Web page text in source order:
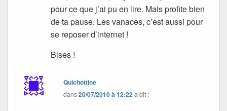
pour ce que j’ai pu en lire. Mais profite bien
de ta pause. Les vanaces, c’est aussi pour
se reposer d’internet !
Bises !
Quichottine
dans20/07/2010 à 12:22a dit :